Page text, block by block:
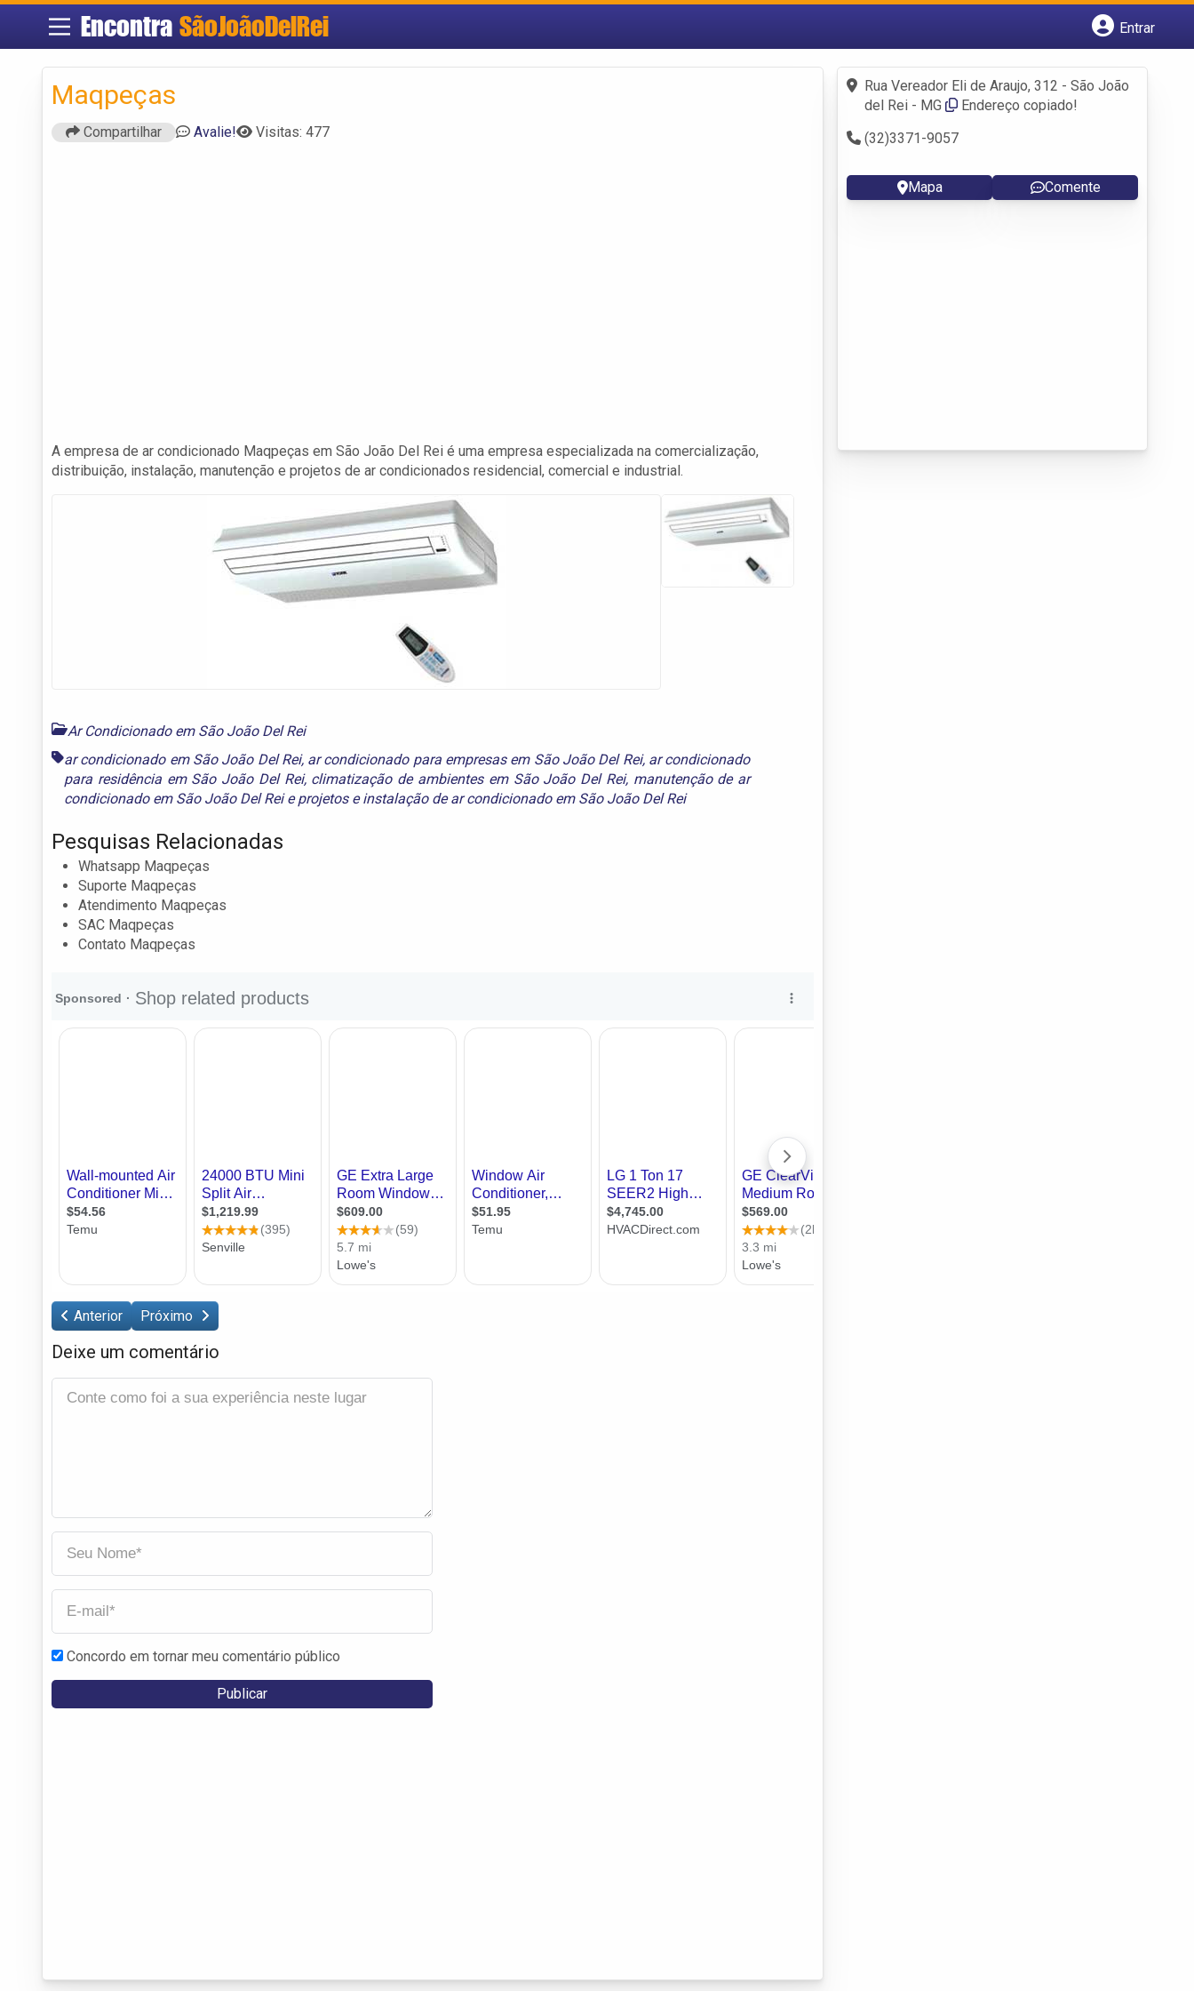
Encontra SãoJoãoDelRei
Entrar
Fazer login
Criar conta
Maqpeças
Compartilhar Avalie! Visitas: 477
A empresa de ar condicionado Maqpeças em São João Del Rei é uma empresa especializada na comercialização,
distribuição, instalação, manutenção e projetos de ar condicionados residencial, comercial e industrial.
Ar Condicionado em São João Del Rei
ar condicionado em São João Del Rei, ar condicionado para empresas em São João Del Rei, ar condicionado
para residência em São João Del Rei, climatização de ambientes em São João Del Rei, manutenção de ar
condicionado em São João Del Reieprojetos e instalação de ar condicionado em São João Del Rei
Pesquisas Relacionadas
Whatsapp Maqpeças
Suporte Maqpeças
Atendimento Maqpeças
SAC Maqpeças
Contato Maqpeças
Anterior Próximo
Deixe um comentário
Concordo em tornar meu comentário público
Rua Vereador Eli de Araujo, 312 - São João
del Rei - MG
Endereço copiado!
(32)3371-9057
Mapa Comente